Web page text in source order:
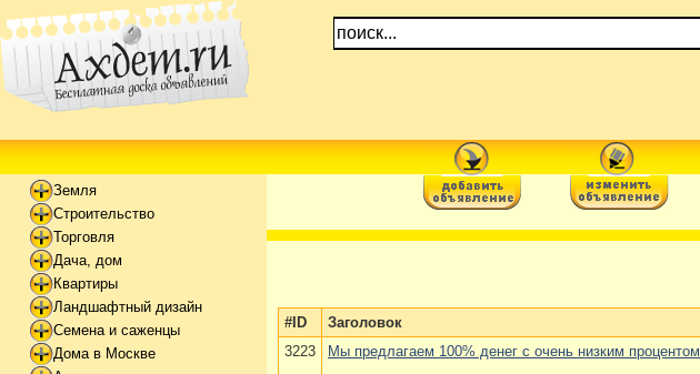
Земля
Строительство
Торговля
Дача, дом
Квартиры
Ландшафтный дизайн
Семена и саженцы
Дома в Москве
#ID Заголовок
3223
Мы предлагаем 100% денег с очень низким процентом